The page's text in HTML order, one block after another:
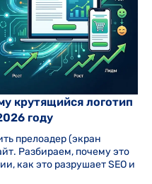
крутящийся логотип
году
прелоадер (экран
Разбираем, почему это
как это разрушает SEO и